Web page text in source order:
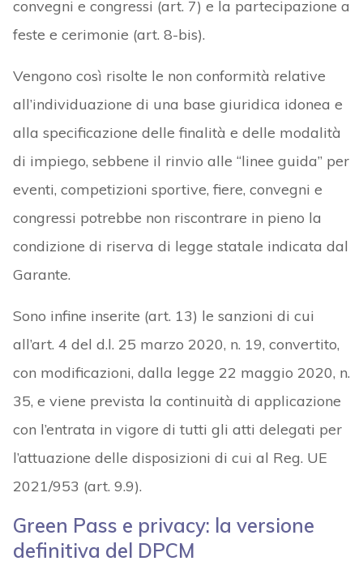
convegni e congressi (art. 7) e la partecipazione a
feste e cerimonie (art. 8-bis).
Vengono così risolte le non conformità relative
all’individuazione di una base giuridica idonea e
alla specificazione delle finalità e delle modalità
di impiego, sebbene il rinvio alle “linee guida” per
eventi, competizioni sportive, fiere, convegni e
congressi potrebbe non riscontrare in pieno la
condizione di riserva di legge statale indicata dal
Garante.
Sono infine inserite (art. 13) le sanzioni di cui
all’art. 4 del d.l. 25 marzo 2020, n. 19, convertito,
con modificazioni, dalla legge 22 maggio 2020, n.
35, e viene prevista la continuità di applicazione
con l’entrata in vigore di tutti gli atti delegati per
l’attuazione delle disposizioni di cui al Reg. UE
2021/953 (art. 9.9).
Green Pass e privacy: la versione
definitiva del DPCM